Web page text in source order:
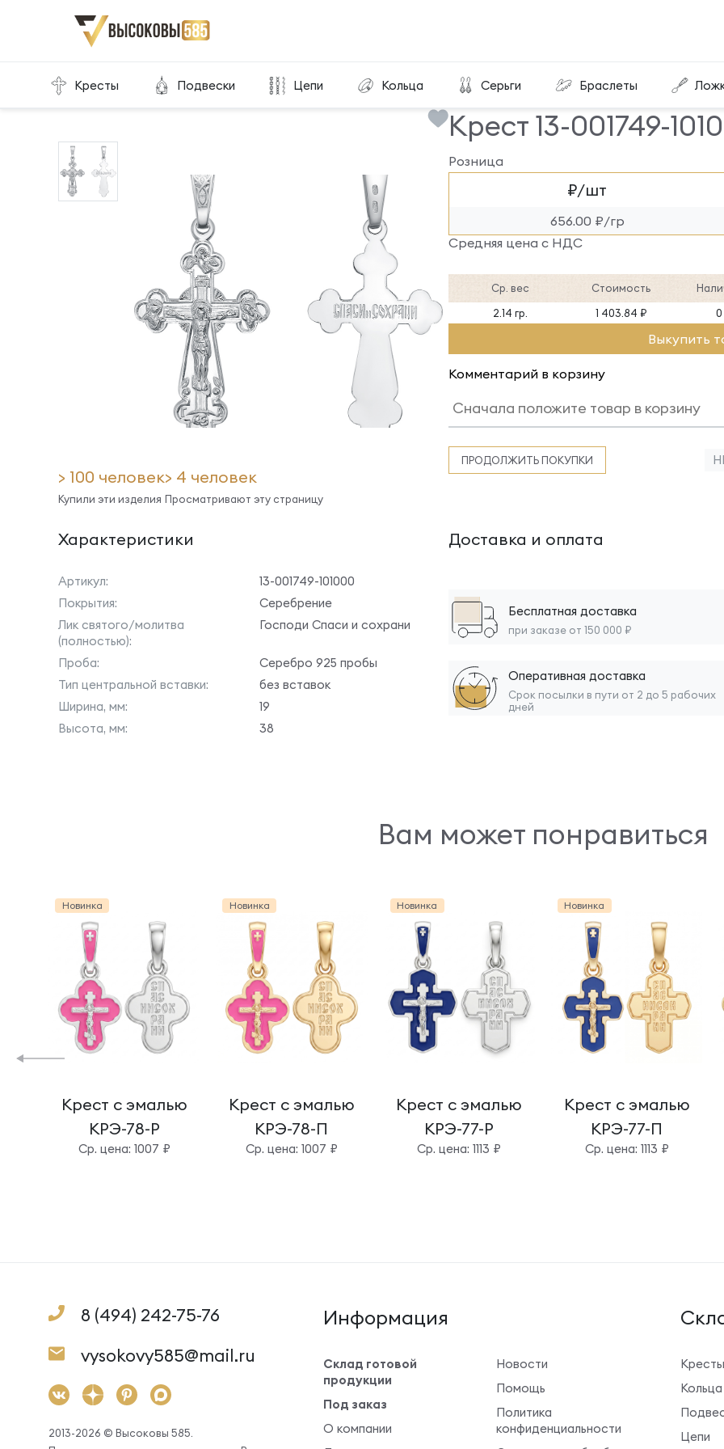
Кресты Подвески Цепи Кольца Серьги Браслеты
Главная Склад готовой продукции Крест 13-001749-101000
> 100 человек
Купили эти изделия
> 4 человек
Просматривают эту страницу
Крест 13-001749-
Розница
₽/шт
656.00 ₽/гр
Средняя цена с НДС
Ср. вес Стоимость
2.14 гр.
1 403.84 ₽ 0
Выкупить
Комментарий в корзину
ПРОДОЛЖИТЬ ПОКУПКИ
Характеристики
Артикул:
13-001749-101000
Покрытия:
Серебрение
Лик святого/молитва
(полностью):
Господи Спаси и сохрани
Проба:
Серебро 925 пробы
Тип центральной вставки:
без вставок
Ширина, мм:
19
Высота, мм:
38
Доставка и оплата
Бесплатная доставка
при заказе от 150 000 ₽
Оперативная доставка
Срок посылки в пути от 2 до 5 рабочих
дней
Вам может понравиться
Новинка
Крест с эмалью
КРЭ-78-Р
Cр. цена: 1007 ₽
Новинка
Крест с эмалью
КРЭ-78-П
Cр. цена: 1007 ₽
Новинка
Крест с эмалью
КРЭ-77-Р
Cр. цена: 1113 ₽
Новинка
Крест с эмалью
КРЭ-77-П
Cр. цена: 1113 ₽
8 (494) 242-75-76
vysokovy585@mail.ru
2013-2026 © Высоковы 585.
Информация
Склад готовой
продукции
Под заказ
О компании
Новости
Помощь
Политика
конфиденциальности
Кресты
Кольца
Цепи